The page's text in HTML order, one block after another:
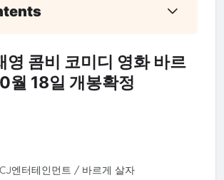
영 콤비 코미디 영화 바르
월 18일 개봉확정
엔터테인먼트 / 바르게 살자